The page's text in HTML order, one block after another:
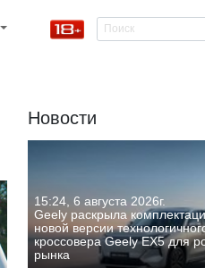
Новости
15:24, 6 августа 2026г.
Geely раскрыла
новой версии
кроссовера Geely EX5 для
рынка